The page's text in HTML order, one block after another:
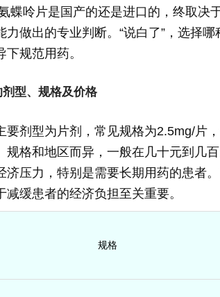
蝶呤片是国产的还是进口的，终取决
力做出的专业判断。“说白了”，选择
下规范用药。
型、规格及价格
要剂型为片剂，常见规格为2.5mg/片
规格和地区而异，一般在几十元到几
济压力，特别是需要长期用药的患者
减缓患者的经济负担至关重要。
规格